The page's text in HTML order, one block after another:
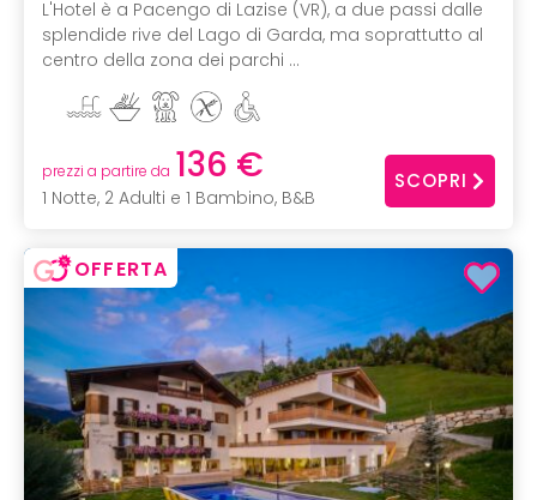
L'Hotel è a Pacengo di Lazise (VR), a due passi dalle
splendide rive del Lago di Garda, ma soprattutto al
centro della zona dei parchi ...
prezzi a partire da 136 €
1 Notte, 2 Adulti e 1 Bambino, B&B
SCOPRI
OFFERTA